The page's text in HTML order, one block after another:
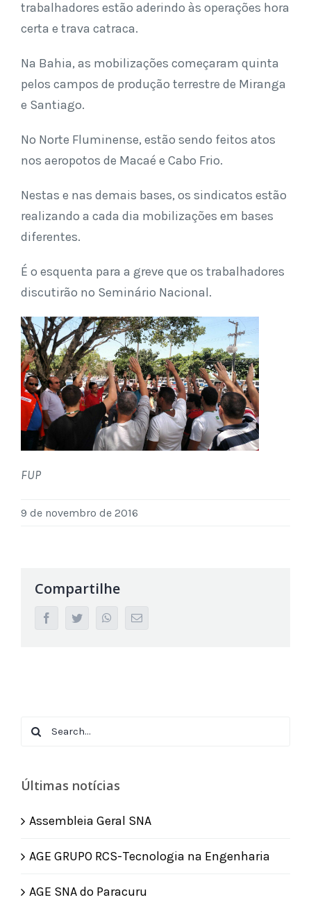
trabalhadores estão aderindo às operações hora
certa e trava catraca.
Na Bahia, as mobilizações começaram quinta
pelos campos de produção terrestre de Miranga
e Santiago.
No Norte Fluminense, estão sendo feitos atos
nos aeropotos de Macaé e Cabo Frio.
Nestas e nas demais bases, os sindicatos estão
realizando a cada dia mobilizações em bases
diferentes.
É o esquenta para a greve que os trabalhadores
discutirão no Seminário Nacional.
FUP
9 de novembro de 2016
Compartilhe
facebooktwitter whatsappEmail
Search
Últimas notícias
Assembleia Geral SNA
AGE GRUPO RCS-Tecnologia na Engenharia
AGE SNA do Paracuru